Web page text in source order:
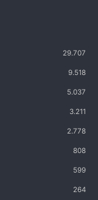
29.707
9.518
5.037
3.211
2.778
808
599
264